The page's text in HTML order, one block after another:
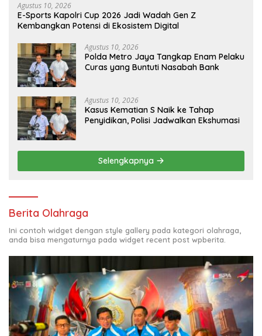
Agustus 10, 2026
E-Sports Kapolri Cup 2026 Jadi Wadah Gen Z
Kembangkan Potensi di Ekosistem Digital
Agustus 10, 2026
Polda Metro Jaya Tangkap Enam Pelaku
Curas yang Buntuti Nasabah Bank
Agustus 10, 2026
Kasus Kematian S Naik ke Tahap
Penyidikan, Polisi Jadwalkan Ekshumasi
Selengkapnya
Berita Olahraga
Ini contoh widget dengan style gallery pada kategori olahraga,
anda bisa mengaturnya pada widget recent post wpberita.